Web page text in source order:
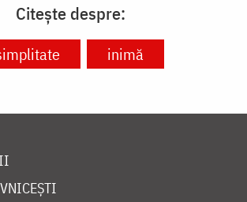
Citește despre:
inimă